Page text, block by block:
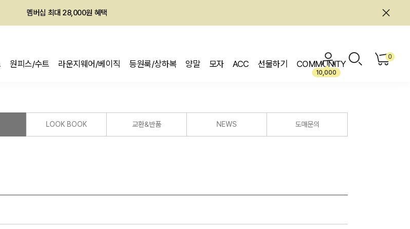
멤버십 최대 28,000원 혜택
원피스/수트 라운지웨어/베이직 등원룩/상하복 양말 모자 ACC 선물하기 COMMUNITY
10,000
0
LOOK BOOK 교환&반품 NEWS 도매문의